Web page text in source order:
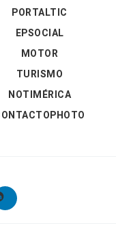
PORTALTIC
EPSOCIAL
MOTOR
TURISMO
NOTIMÉRICA